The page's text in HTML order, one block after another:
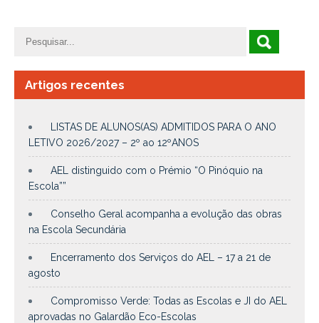
Artigos recentes
LISTAS DE ALUNOS(AS) ADMITIDOS PARA O ANO
LETIVO 2026/2027 – 2º ao 12ºANOS
AEL distinguido com o Prémio “O Pinóquio na
Escola””
Conselho Geral acompanha a evolução das obras
na Escola Secundária
Encerramento dos Serviços do AEL – 17 a 21 de
agosto
Compromisso Verde: Todas as Escolas e JI do AEL
aprovadas no Galardão Eco-Escolas